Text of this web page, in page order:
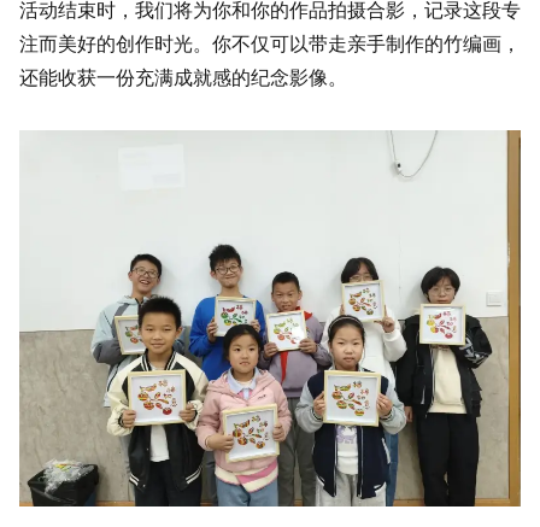
活动结束时，我们将为你和你的作品拍摄合影，记录这段专
注而美好的创作时光。你不仅可以带走亲手制作的竹编画，
还能收获一份充满成就感的纪念影像。